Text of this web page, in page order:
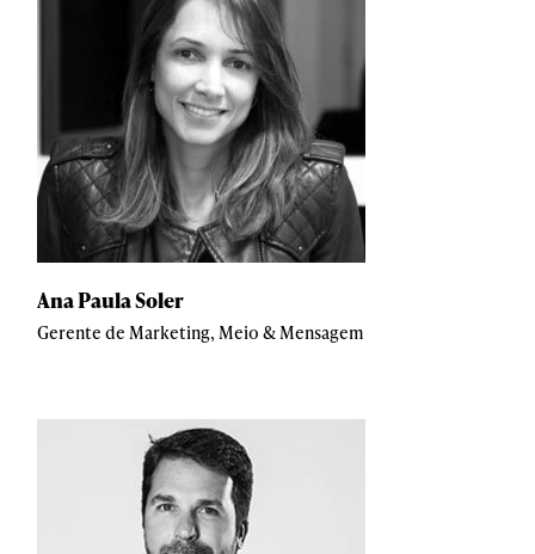
Ana Paula Soler
Gerente de Marketing, Meio & Mensagem